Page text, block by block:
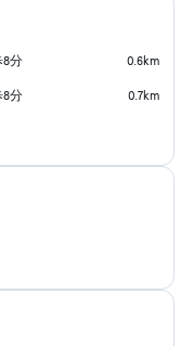
8分 0.6km
8分 0.7km